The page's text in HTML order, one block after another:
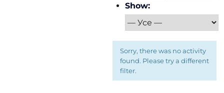
Show:
Sorry, there was no activity
found. Please try a different
filter.